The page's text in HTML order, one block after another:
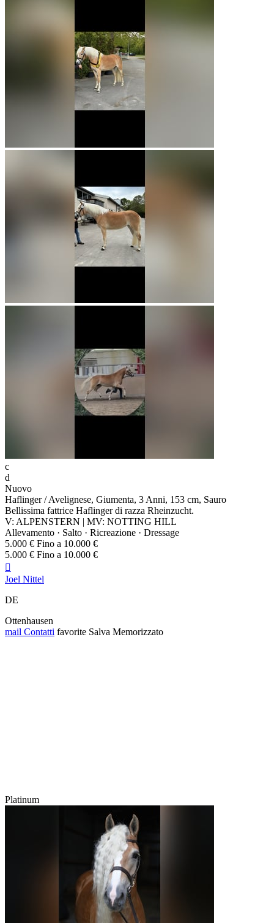
c
d
Nuovo
Haflinger / Avelignese, Giumenta, 3 Anni, 153 cm, Sauro
Bellissima fattrice Haflinger di razza Rheinzucht.
V: ALPENSTERN | MV: NOTTING HILL
Allevamento · Salto · Ricreazione · Dressage
5.000 € Fino a 10.000 €
5.000 € Fino a 10.000 €

Joel Nittel
DE
Ottenhausen
mail Contatti favorite Salva Memorizzato
Platinum